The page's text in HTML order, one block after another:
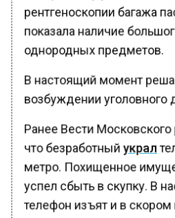
рентгеноскопии багажа
показала наличие
однородных предметов.
В настоящий момент
возбуждении уголовного
Ранее Вести
что безработныйукрал
метро. Похищенное
успел сбыть в скупку. В
телефон изъят и в